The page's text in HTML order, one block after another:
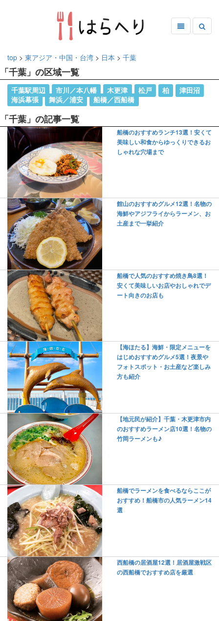
top > 東アジア・中国・台湾 > 日本 > 千葉
「千葉」の区域一覧
千葉駅周辺 市川／本八幡 木更津 松戸 柏
津田沼
海浜幕張
舞浜／浦安 船橋／西船橋
「千葉」の記事一覧
船橋のおすすめランチ13選！安くて
美味しい和食からゆっくりできるお
しゃれな穴場まで
館山のおすすめグルメ12選！名物の
海鮮やアジフライからラーメン、お
土産まで一挙紹介
船橋で人気のおすすめ焼き鳥8選！
安くて美味しいお店やおしゃれでデ
ート向きのお店も
【海ほたる】海鮮・限定メニューを
はじめおすすめグルメ5選！夜景や
フォトスポット・お土産など楽しみ
方も紹介
【地元民が紹介】千葉・木更津市内
のおすすめラーメン店10選！名物の
竹岡ラーメンも♪
船橋でラーメンを食べるならここが
おすすめ！船橋市の人気ラーメン14
選
西船橋の居酒屋12選！居酒屋激戦区
の西船橋でおすすめ店を厳選